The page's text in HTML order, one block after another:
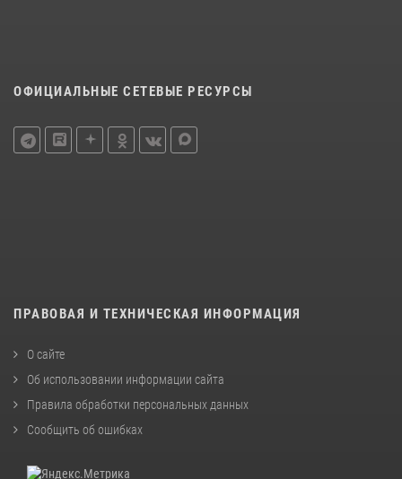
ОФИЦИАЛЬНЫЕ СЕТЕВЫЕ РЕСУРСЫ
ПРАВОВАЯ И ТЕХНИЧЕСКАЯ ИНФОРМАЦИЯ
О сайте
Об использовании информации сайта
Правила обработки персональных данных
Сообщить об ошибках